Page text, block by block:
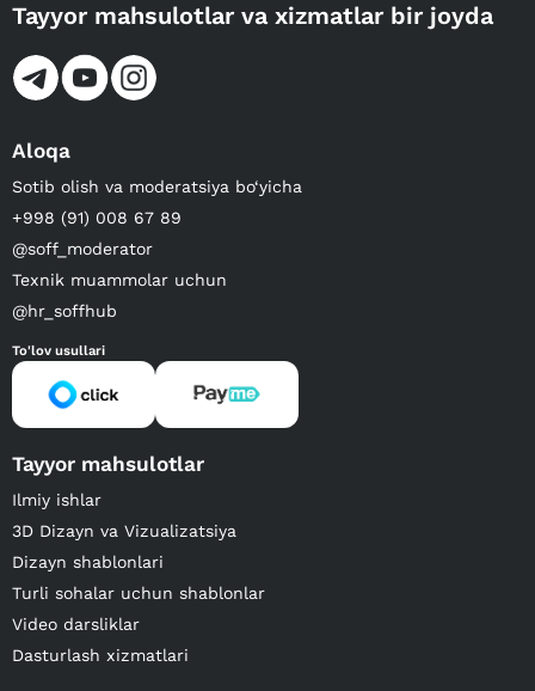
Tayyor mahsulotlar va xizmatlar bir joyda
Aloqa
Sotib olish va moderatsiya bo‘yicha
+998 (91) 008 67 89
@soff_moderator
Texnik muammolar uchun
@hr_soffhub
To'lov usullari
Tayyor mahsulotlar
Ilmiy ishlar
3D Dizayn va Vizualizatsiya
Dizayn shablonlari
Turli sohalar uchun shablonlar
Video darsliklar
Dasturlash xizmatlari